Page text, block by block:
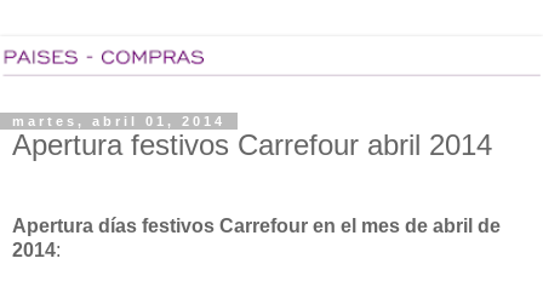
martes, abril 01, 2014
Apertura festivos Carrefour abril 2014
Apertura días festivos Carrefour en el mes de abril de
2014: